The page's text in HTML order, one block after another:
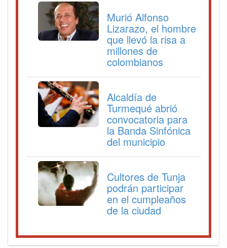
Murió Alfonso
Lizarazo, el hombre
que llevó la risa a
millones de
colombianos
Alcaldía de
Turmequé abrió
convocatoria para
la Banda Sinfónica
del municipio
Cultores de Tunja
podrán participar
en el cumpleaños
de la ciudad